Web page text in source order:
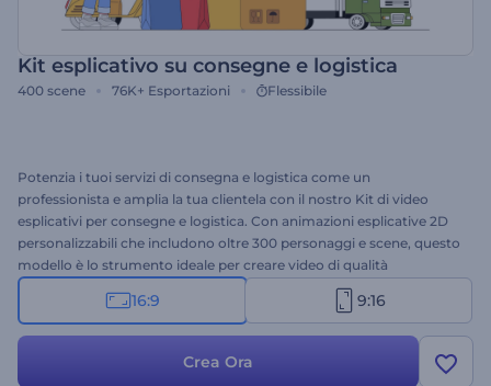
Kit esplicativo su consegne e logistica
400 scene 76K+ Esportazioni Flessibile
Potenzia i tuoi servizi di consegna e logistica come un
professionista e amplia la tua clientela con il nostro Kit di video
esplicativi per consegne e logistica. Con animazioni esplicative 2D
personalizzabili che includono oltre 300 personaggi e scene, questo
modello è lo strumento ideale per creare video di qualità
professionale. Seleziona e personalizza le scene da zero con i tuoi
testi, file multimediali, musica e colori, oppure lascia che il nostro
spiegare i processi di consegna, promuovere offerte speciali e molti
16:9 9:16
Crea Ora